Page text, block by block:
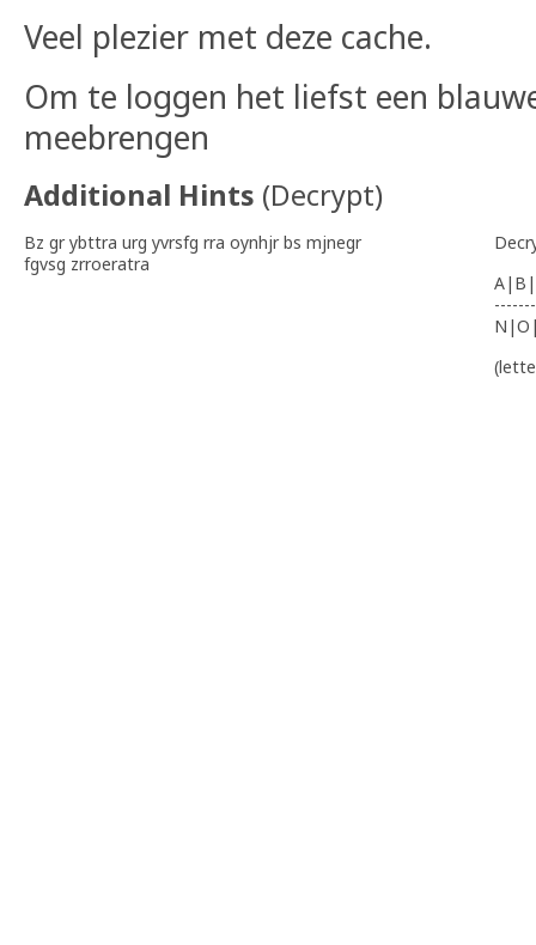
Veel plezier met deze cache.
Om te loggen het liefst een
meebrengen
Additional Hints (Decrypt)
Bz gr ybttra urg yvrsfg rra oynhjr bs mjnegr
fgvsg zrroeratra